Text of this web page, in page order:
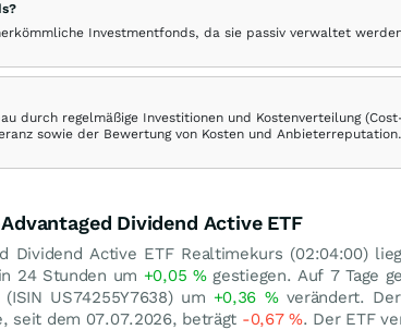
Investmentfonds, da sie passiv verwaltet
durch regelmäßige Investitionen und Kostenverteilung
sowie der Bewertung von Kosten und
Dividend Active ETF
Dividend Active ETF Realtimekurs (02:04:00)
24 Stunden um +0,05 %gestiegen. Auf 7 Tage
US74255Y7638) um +0,36 %verändert. Der
seit dem 07.07.2026, beträgt -0,67%. Der ETF